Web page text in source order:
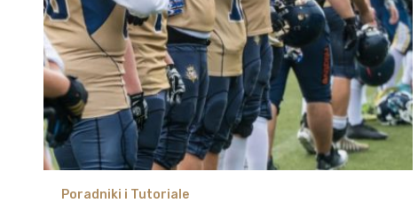
Poradniki i Tutoriale